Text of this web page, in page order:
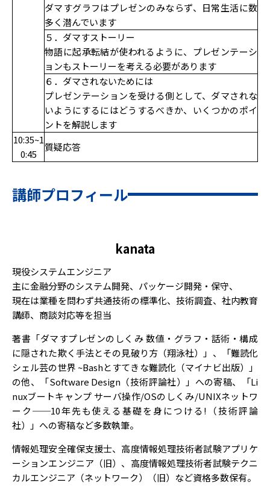
ダマすグラフはプレゼンのみならず、日常生活に数
多く潜んでいます
５．ダマすストーリー
物語に起承転結が使われるように、プレゼンテーシ
ョンもストーリーを考える必要があります
６．ダマされないためには
プレゼンテーションを受ける側として、ダマされな
いようにするにはどうするべきか、いくつかのポイ
ントを解説します
10:35~1
0:45
質疑応答
講師プロフィール
kanata
現役システムエンジニア
主に金融分野のシステム開発、パッケージ開発・保守、
現在は業種を問わず共通技術の標準化、技術調査、社内教育
講師、商談対応等を担当
著書「ダマすプレゼンのしくみ 数値・グラフ・話術・構成
に隠された欺く手法とその見破り方（翔泳社）」、「難読化
シェル芸の世界 ~Bashとすてきな難読化（マイナビ出版）」
の他、「Software Design（技術評論社）」への寄稿、「Li
nuxブートキャンプ サーバ操作/OSのしくみ/UNIXネットワ
ーク──10年先も使える基礎を身につける!（技術評論
社）」への寄稿など多数執筆。
情報処理安全確保支援士、高度情報処理技術者試験アプリケ
ーションエンジニア（旧）、高度情報処理技術者試験テクニ
カルエンジニア（ネットワーク）（旧）など資格多数保有。